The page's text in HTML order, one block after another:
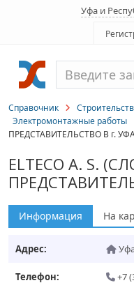
Уфа и
Справочник
Электромонтажные работы
ПРЕДСТАВИТЕЛЬСТВО В г.
ELTECO A. S.
Информация На
Адрес:
Телефон: +7